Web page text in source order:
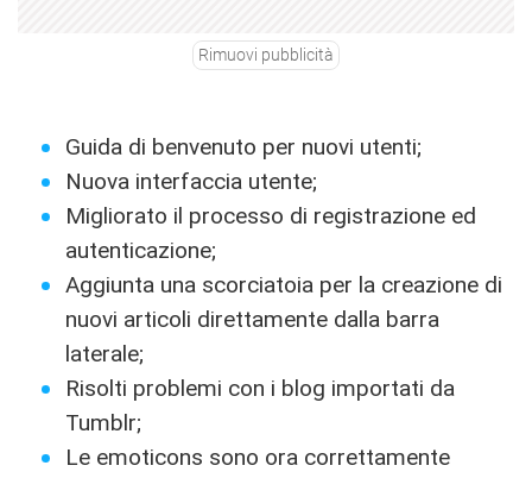
Rimuovi pubblicità
Guida di benvenuto per nuovi utenti;
Nuova interfaccia utente;
Migliorato il processo di registrazione ed
autenticazione;
Aggiunta una scorciatoia per la creazione di
nuovi articoli direttamente dalla barra
laterale;
Risolti problemi con i blog importati da
Tumblr;
Le emoticons sono ora correttamente